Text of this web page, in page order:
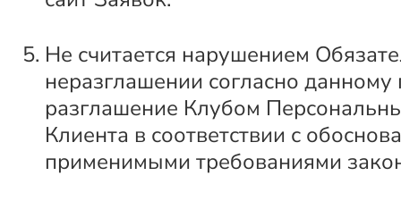
Не считается нарушением
неразглашении согласно данному
разглашение Клубом
Клиента в соответствии с
применимыми требованиями